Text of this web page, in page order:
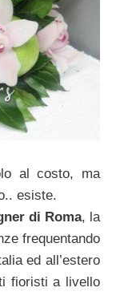
al costo, ma
esiste.
di Roma, la
frequentando
ed all’estero
fioristi a livello